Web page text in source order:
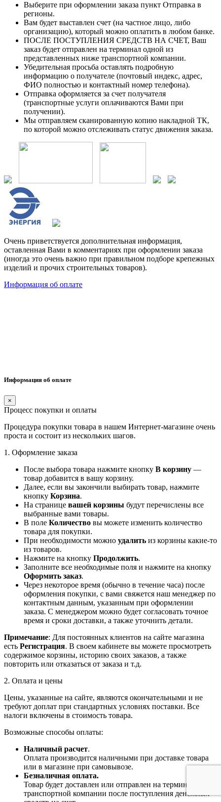
Выберите при оформлении заказа пункт Отправка в
регионы.
Вам будет выставлен счет (на частное лицо, либо
организацию), который можно оплатить в любом банке.
ПОСЛЕ ПОСТУПЛЕНИЯ СРЕДСТВ НА СЧЕТ, Ваш
заказ будет отправлен на терминал одной из
представленных ниже транспортной компании.
Убедительная просьба оставлять подробную
информацию о получателе (почтовый индекс, адрес,
ФИО полностью и контактный номер телефона).
Отправка оформляется за счет получателя
(транспортные услуги оплачиваются Вами при
получении).
Мы отправляем сканированную копию накладной ТК,
по которой можно отслеживать статус движения заказа.
Очень приветствуется дополнительная информация,
оставленная Вами в комментариях при оформлении заказа
(иногда это очень важно при правильном подборе крепежных
изделий и прочих строительных товаров).
Информация об оплате
Информация об оплате
×
Процесс покупки и оплаты
Процедура покупки товара в нашем Интернет-магазине очень
проста и состоит из нескольких шагов.
1. Оформление заказа
После выбора товара нажмите кнопку В корзину —
товар добавится в вашу корзину.
Далее, если вы закончили выбирать товар, нажмите
кнопку Корзина.
На странице вашей корзины будут перечислены все
выбранные вами товары.
В поле Количество вы можете изменить количество
товара для покупки.
При необходимости можно удалить из корзины какие-то
из товаров.
Нажмите на кнопку Продолжить.
Заполните все необходимые поля и нажмите на кнопку
Оформить заказ.
Через некоторое время (обычно в течение часа) после
оформления покупки, с вами свяжется наш менеджер по
контактным данным, указанным при оформлении
заказа. С менеджером можно будет согласовать точное
время и сроки доставки, а также уточнить детали.
Примечание: Для постоянных клиентов на сайте магазина
есть Регистрация. В своем кабинете вы можете просмотреть
содержимое корзины, историю своих заказов, а также
повторить или отказаться от заказа и т.д.
2. Оплата и цены
Цены, указанные на сайте, являются окончательными и не
требуют доплат при стандартных условиях поставки. Все
налоги включены в стоимость товара.
Возможные способы оплаты:
Наличный расчет.
Оплата производится наличными при доставке товара
или в магазине при самовывозе.
Безналичная оплата.
Товар будет доставлен или отправлен на терминал
транспортной компании после поступления денежных